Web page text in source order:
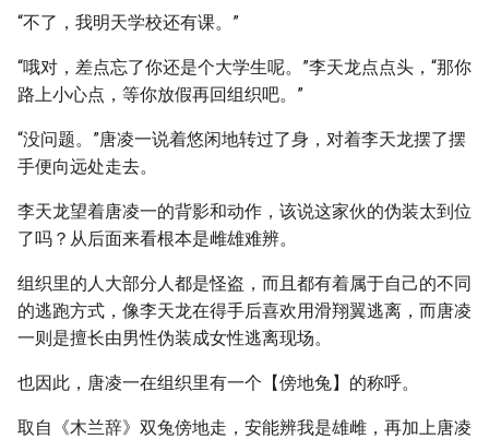
“不了，我明天学校还有课。”
“哦对，差点忘了你还是个大学生呢。”李天龙点点头，“那你
路上小心点，等你放假再回组织吧。”
“没问题。”唐凌一说着悠闲地转过了身，对着李天龙摆了摆
手便向远处走去。
李天龙望着唐凌一的背影和动作，该说这家伙的伪装太到位
了吗？从后面来看根本是雌雄难辨。
组织里的人大部分人都是怪盗，而且都有着属于自己的不同
的逃跑方式，像李天龙在得手后喜欢用滑翔翼逃离，而唐凌
一则是擅长由男性伪装成女性逃离现场。
也因此，唐凌一在组织里有一个【傍地兔】的称呼。
取自《木兰辞》双兔傍地走，安能辨我是雄雌，再加上唐凌